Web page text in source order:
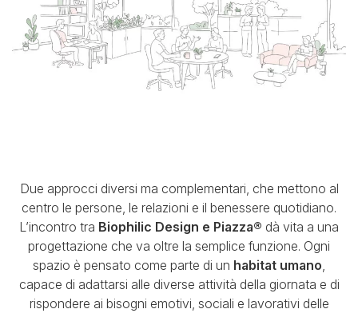
Due approcci diversi ma complementari, che mettono al
centro le persone, le relazioni e il benessere quotidiano.
L’incontro tra Biophilic Design e Piazza® dà vita a una
progettazione che va oltre la semplice funzione. Ogni
spazio è pensato come parte di un habitat umano
capace di adattarsi alle diverse attività della giornata e di
rispondere ai bisogni emotivi, sociali e lavorativi delle